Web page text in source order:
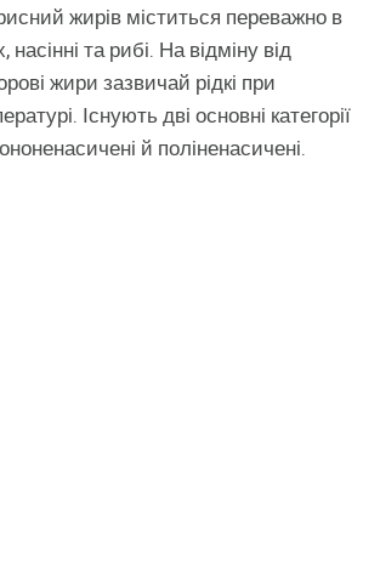
жирів міститься переважно в
насінні та рибі. На відміну від
жири зазвичай рідкі при
Існують дві основні категорії
й поліненасичені.